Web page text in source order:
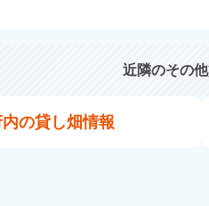
近隣のその
の貸し畑情報